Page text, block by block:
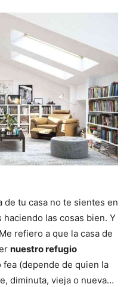
de tu casa no te sientes en
las cosas bien. Y
refiero a que la casa de
nuestro refugio
fea (depende de quien la
diminuta, vieja o nueva…